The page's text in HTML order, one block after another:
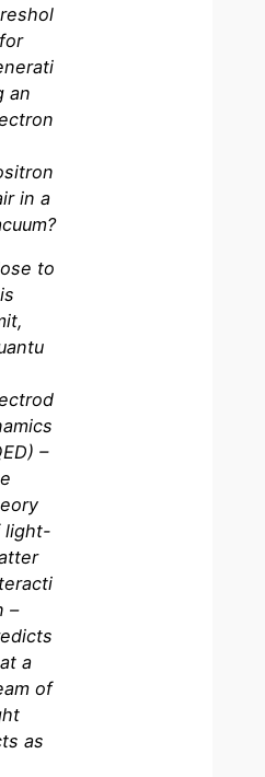
an
in a
to
–
light-
–
a
of
as